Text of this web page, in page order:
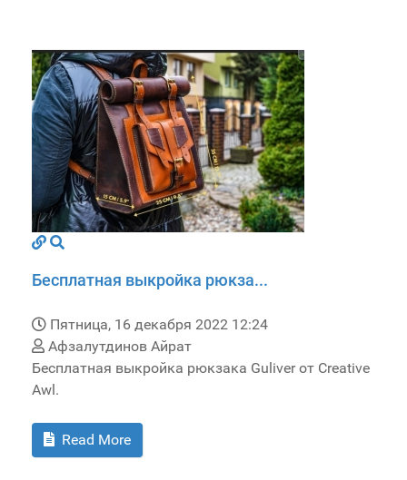
Бесплатная выкройка рюкза...
Пятница, 16 декабря 2022 12:24
Афзалутдинов Айрат
Бесплатная выкройка рюкзака Guliver от Creative
Awl.
Read More